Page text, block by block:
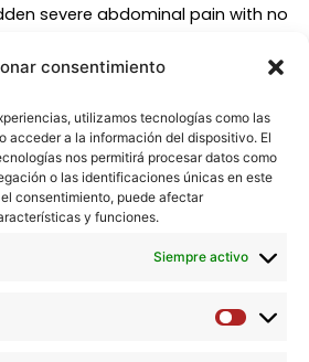
consentimiento
utilizamos tecnologías como las
acceder a la información del dispositivo. El
nos permitirá procesar datos como
o las identificaciones únicas en este
consentimiento, puede afectar
y funciones.
Siempre activo
severe abdominal pain with no
a wall thickening of the
to the hepatic artery with a filiform
of the splenic artery. There
or liver ischemia, therefore no
were performed. The
were normal, with no
phase reactant markers,
appeared as an isolated lesion with
or the aorta. Therefore, it
Arterial Mediolisis (SAM).